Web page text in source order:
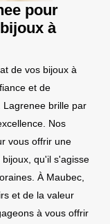
pour
à
de vos bijoux à
et de
brille par
Nos
vous offrir une
qu'il s'agisse
À Maubec,
et de la valeur
à vous offrir